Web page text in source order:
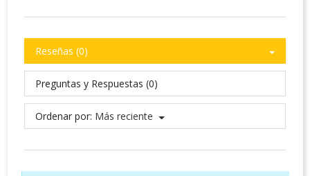
Reseñas (0)
Preguntas y Respuestas (0)
Ordenar por: Más reciente